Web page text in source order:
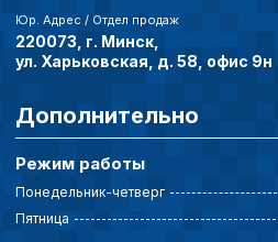
Юр. Адрес / Отдел продаж
220073, г. Минск,
ул. Харьковская, д. 58, офис 9н
Дополнительно
Режим работы
Понедельник-четверг
Пятница